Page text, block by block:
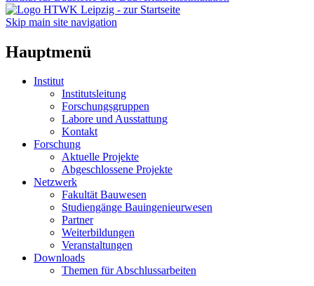
Skip main site navigation
Hauptmenü
Institut
Institutsleitung
Forschungsgruppen
Labore und Ausstattung
Kontakt
Forschung
Aktuelle Projekte
Abgeschlossene Projekte
Netzwerk
Fakultät Bauwesen
Studiengänge Bauingenieurwesen
Partner
Weiterbildungen
Veranstaltungen
Downloads
Themen für Abschlussarbeiten